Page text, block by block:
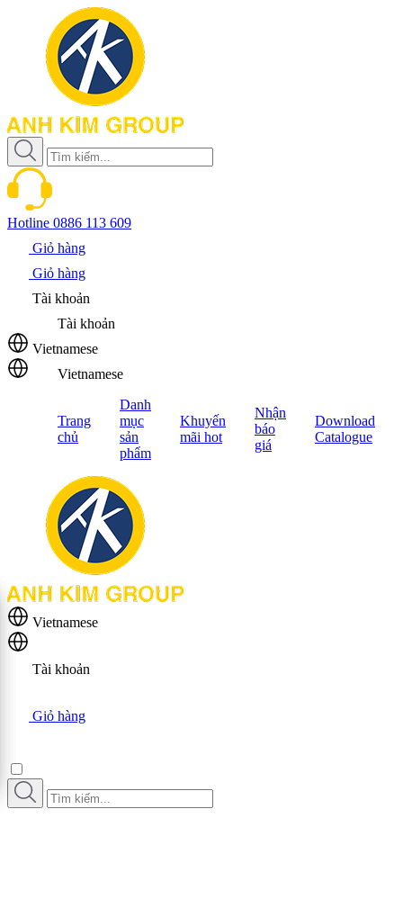
Hotline 0886 113 609
Giỏ hàng
Giỏ hàng
Tài khoản
Tài khoản
Vietnamese
Vietnamese
Trang
chủ
Danh
mục
sản
phẩm
Khuyến
mãi hot
Nhận
báo
giá
Download
Catalogue
Vietnamese
Tài khoản
Giỏ hàng